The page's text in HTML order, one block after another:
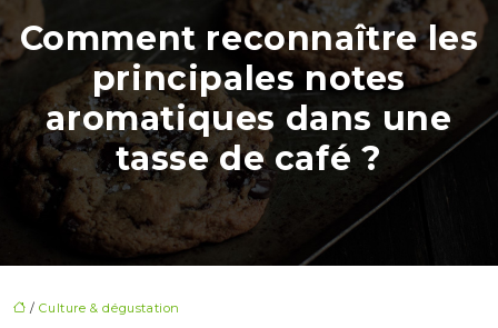
Comment reconnaître les
principales notes
aromatiques dans une
tasse de café ?
/Culture & dégustation